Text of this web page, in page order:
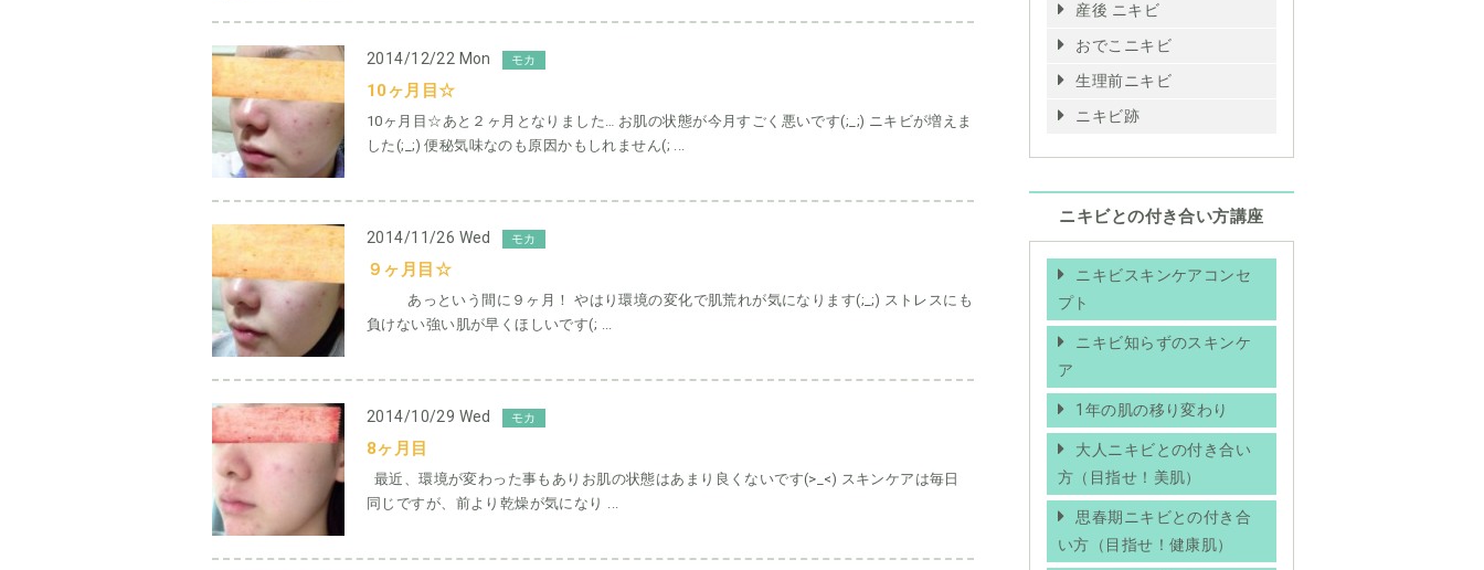
2014/12/22 Mon モカ
10ヶ月目☆
10ヶ月目☆あと２ヶ月となりました… お肌の状態が今月すごく悪いです(;_;) ニキビが増えま
した(;_;) 便秘気味なのも原因かもしれません(; ...
2014/11/26 Wed モカ
９ヶ月目☆
あっという間に９ヶ月！ やはり環境の変化で肌荒れが気になります(;_;) ストレスにも
負けない強い肌が早くほしいです(; ...
2014/10/29 Wed モカ
8ヶ月目
最近、環境が変わった事もありお肌の状態はあまり良くないです(>_<) スキンケアは毎日
同じですが、前より乾燥が気になり ...
産後 ニキビ
おでこニキビ
生理前ニキビ
ニキビ跡
ニキビとの付き合い方講座
ニキビスキンケアコンセ
プト
ニキビ知らずのスキンケ
ア
1年の肌の移り変わり
大人ニキビとの付き合い
方（目指せ！美肌）
思春期ニキビとの付き合
い方（目指せ！健康肌）